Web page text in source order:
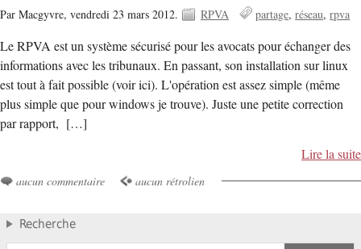
Par Macgyvre, vendredi 23 mars 2012. RPVA partage réseau rpva
Le RPVA est un système sécurisé pour les avocats pour échanger des
informations avec les tribunaux. En passant, son installation sur linux
est tout à fait possible (voir ici). L'opération est assez simple (même
plus simple que pour windows je trouve). Juste une petite correction
par rapport, […]
Lire la suite
aucun commentaire aucun rétrolien
Recherche